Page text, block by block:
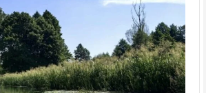
wśród